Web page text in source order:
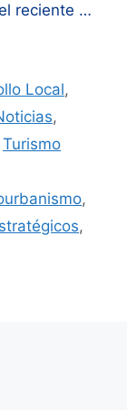
reciente …
Local,
,
Turismo
,
,